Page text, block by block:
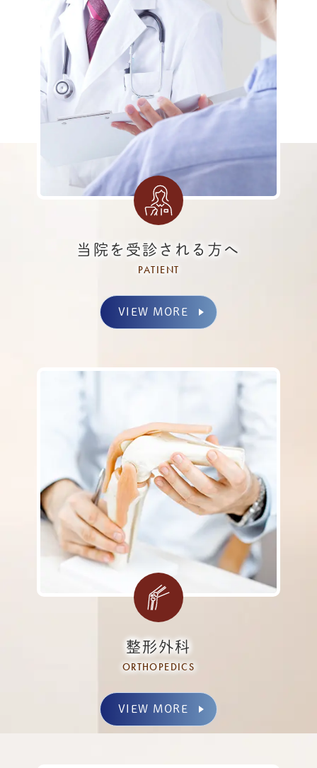
2024.11.18
診療時間変更のお知らせ
2024年12月より診療時間を変更 致します。
毎週木曜日午後 が 休診日となります。
9:00-12:30 ○
16:00-19:30 △予約外来
木曜 9:00-12:30 ○（これまで通りに診療します）
16:00-19:30 ／（休診）
ご迷惑をお掛け致しますが、どうぞよろしくお願い申し
当院を受診される方へ
PATIENT
VIEW MORE
整形外科
ORTHOPEDICS
VIEW MORE